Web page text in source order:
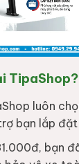
TipaShop?
luôn
bạn lắp
bạn